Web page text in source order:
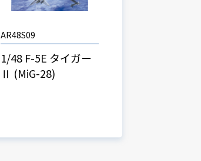
AR48S09
1/48 F-5E タイガー
Ⅱ (MiG-28)